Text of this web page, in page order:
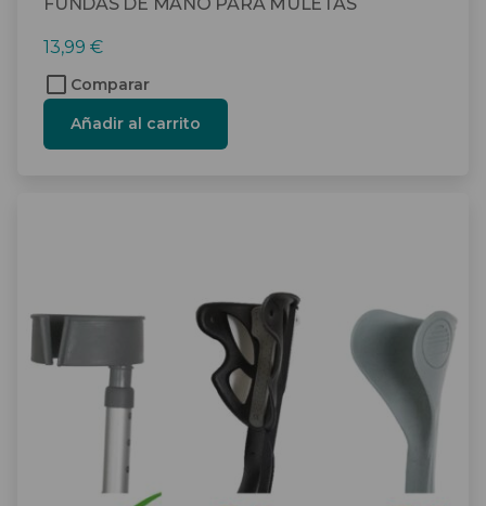
13,99 €
Comparar
Añadir al carrito